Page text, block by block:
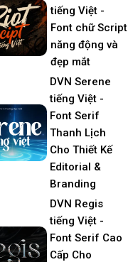
tiếng Việt -
Font chữ Script
năng động và
đẹp mắt
DVN Serene
tiếng Việt -
Font Serif
Thanh Lịch
Cho Thiết Kế
Editorial &
Branding
DVN Regis
tiếng Việt -
Font Serif Cao
Cấp Cho